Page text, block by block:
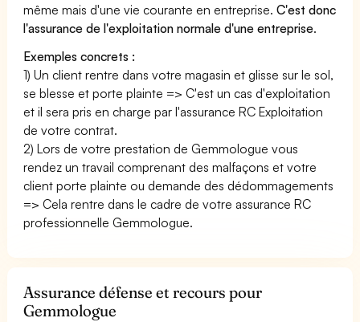
même mais d'une vie courante en entreprise.C'est donc
l'assurance de l'exploitation normale d'une entreprise.
Exemples concrets :
1) Un client rentre dans votre magasin et glisse sur le sol,
se blesse et porte plainte => C'est un cas d'exploitation
et il sera pris en charge par l'assurance RC Exploitation
de votre contrat.
2) Lors de votre prestation de Gemmologue vous
rendez un travail comprenant des malfaçons et votre
client porte plainte ou demande des dédommagements
=> Cela rentre dans le cadre de votre assurance RC
professionnelle Gemmologue.
Assurance défense et recours pour
Gemmologue